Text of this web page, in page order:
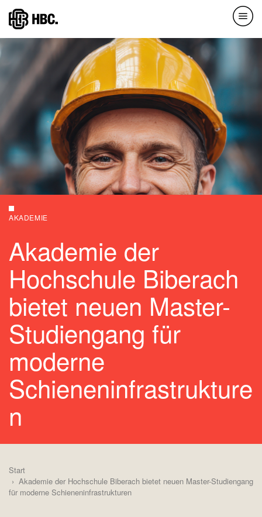
Direkt
zum
Inhalt
AKADEMIE
Akademie der
Hochschule Biberach
bietet neuen Master-
Studiengang für
moderne
Schieneninfrastrukture
n
Start
Akademie der Hochschule Biberach bietet neuen Master-Studiengang
für moderne Schieneninfrastrukturen